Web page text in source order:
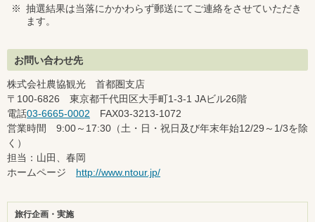
※ 抽選結果は当落にかかわらず郵送にてご連絡をさせていただき
ます。
お問い合わせ先
株式会社農協観光 首都圏支店
〒100-6826 東京都千代田区大手町1-3-1 JAビル26階
電話03-6665-0002 FAX03-3213-1072
営業時間 9:00～17:30（土・日・祝日及び年末年始12/29～1/3を除
く）
担当：山田、春岡
ホームページ http://www.ntour.jp/
旅行企画・実施